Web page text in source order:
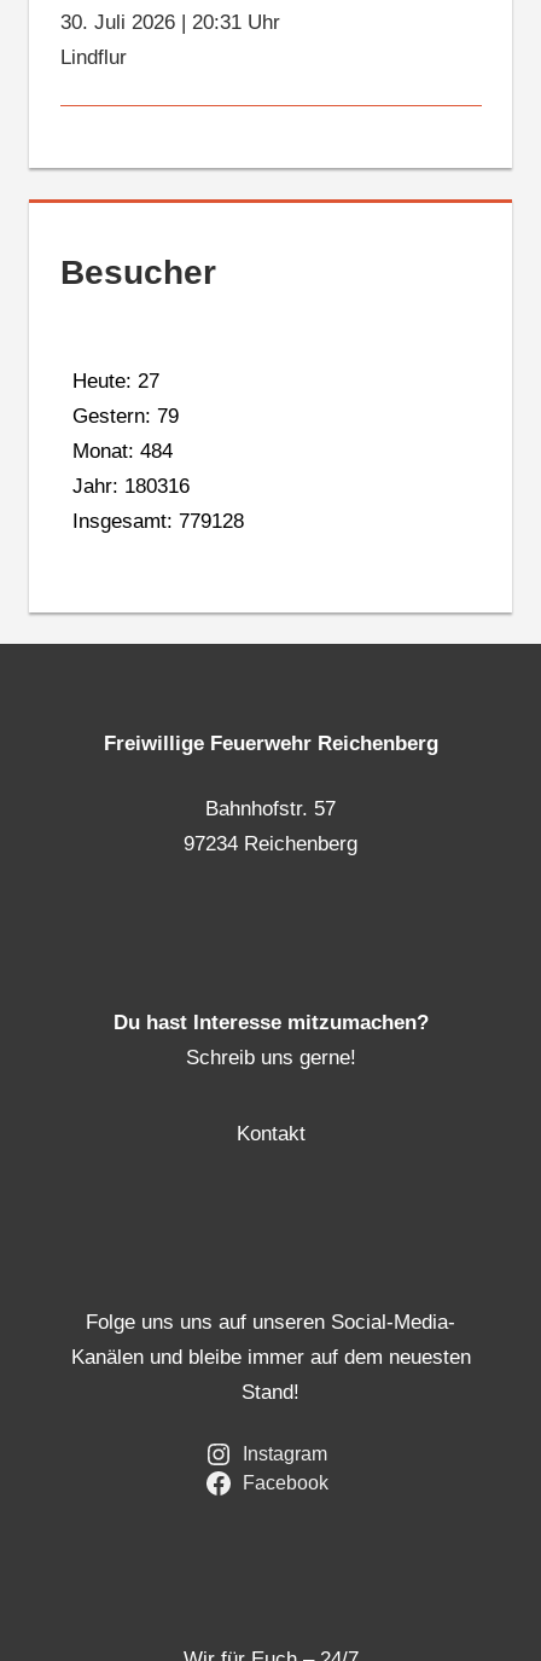
30. Juli 2026| 20:31 Uhr
Lindflur
Besucher
Heute: 27
Gestern: 79
Monat: 484
Jahr: 180316
Insgesamt: 779128
Freiwillige Feuerwehr Reichenberg
Bahnhofstr. 57
97234 Reichenberg
Du hast Interesse mitzumachen?
Schreib uns gerne!
Kontakt
Folge uns uns auf unseren Social-Media-
Kanälen und bleibe immer auf dem neuesten
Stand!
Instagram
Facebook